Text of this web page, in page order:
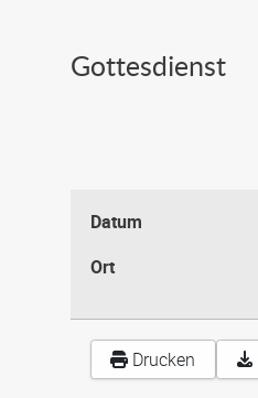
Gottesdienst
Datum
Ort
Drucken